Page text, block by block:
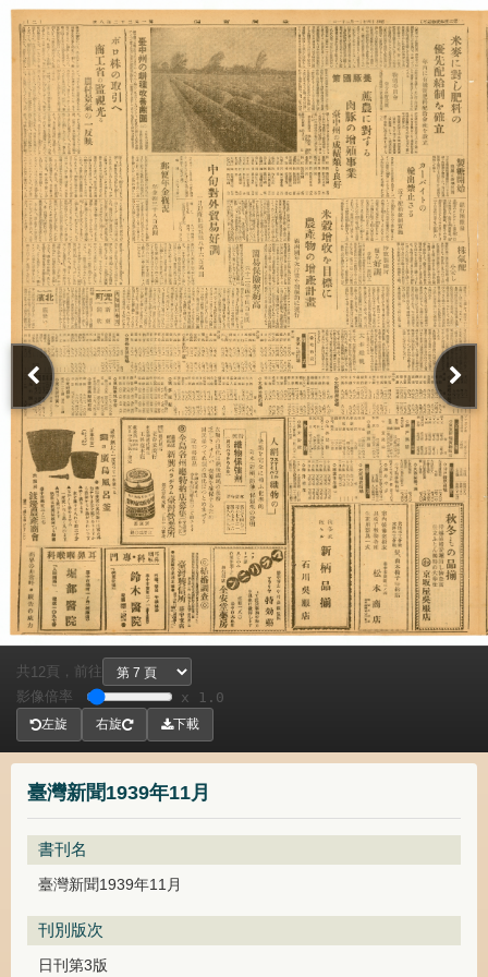
臺灣新聞1939年11月
書刊名
臺灣新聞1939年11月
刊別版次
日刊第3版
共 12頁， 前往
影像倍率
x 1.0
左旋 右旋 下載